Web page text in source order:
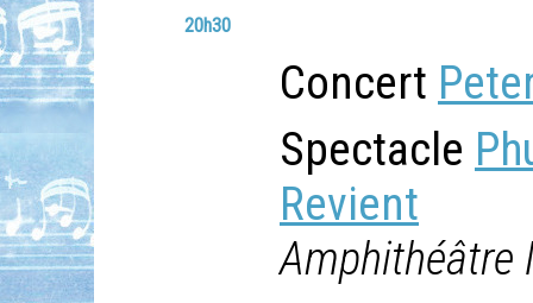
20h30
Concert
Spectacle
Revient
Amphithéâtre